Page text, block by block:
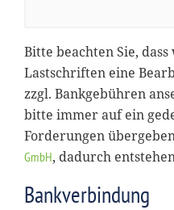
Bitte beachten Sie,
Lastschriften eine
zzgl. Bankgebühren
bitte immer auf ein
Forderungen
GmbH, dadurch
Bankverbindung